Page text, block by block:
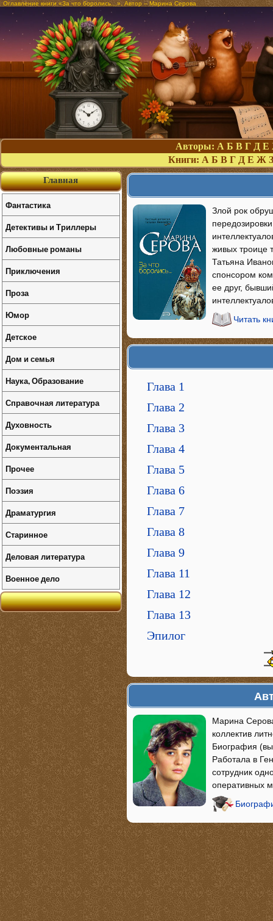
Оглавление книги «За что боролись…». Автор – Марина Серова
Авторы: А Б В Г Д Е
Книги: А Б В Г Д Е Ж З
Злой рок
живых троице
Татьяна
спонсором
ее друг,
Читать
Глава 1
Глава 2
Глава 3
Глава 4
Глава 5
Глава 6
Глава 7
Глава 8
Глава 9
Глава 11
Глава 12
Глава 13
Эпилог
Марина
коллектив
Биография
Работала в
сотрудник
оперативных
Главная
Фантастика
Детективы и Триллеры
Любовные романы
Приключения
Проза
Юмор
Детское
Дом и семья
Наука, Образование
Справочная литература
Духовность
Документальная
Прочее
Поэзия
Драматургия
Старинное
Деловая литература
Военное дело